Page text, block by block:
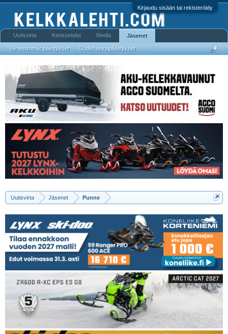
Kirjaudu sisään tai rekisteröidy
Uutisvirta Jäsenet Punne
Uutisvirta Keskustelut Media Jäsenet
Viimeisimmät päivitykset Uudet seinäpäivitykset